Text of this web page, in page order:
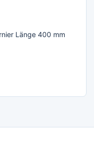
Länge 400 mm